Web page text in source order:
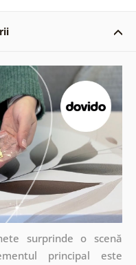
surprinde o scenă
principal este